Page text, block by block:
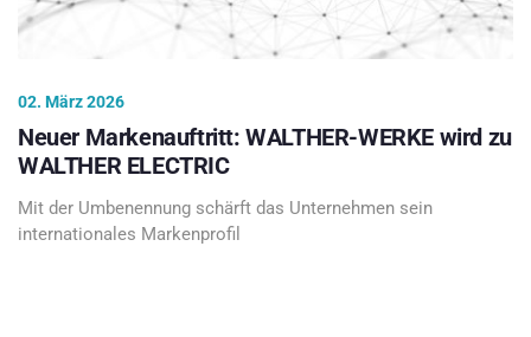
02. März 2026
Neuer Markenauftritt: WALTHER-WERKE wird zu
WALTHER ELECTRIC
Mit der Umbenennung schärft das Unternehmen sein
internationales Markenprofil